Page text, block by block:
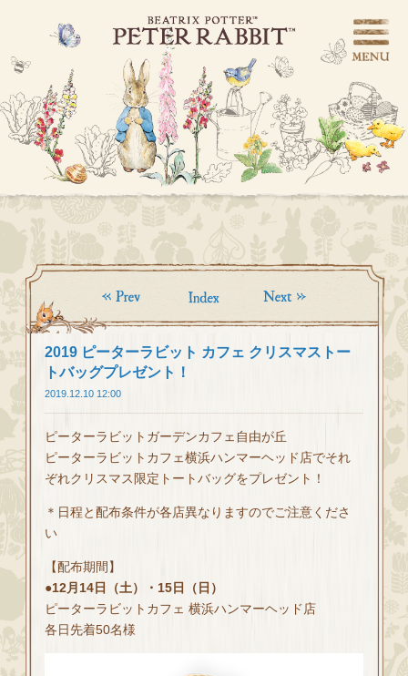
2019 ピーターラビット カフェ クリスマストー
トバッグプレゼント！
2019.12.10 12:00
ピーターラビットガーデンカフェ自由が丘
ピーターラビットカフェ横浜ハンマーヘッド店でそれ
ぞれクリスマス限定トートバッグをプレゼント！
＊日程と配布条件が各店異なりますのでご注意くださ
い
【配布期間】
●12月14日（土）・15日（日）
ピーターラビットカフェ 横浜ハンマーヘッド店
各日先着50名様